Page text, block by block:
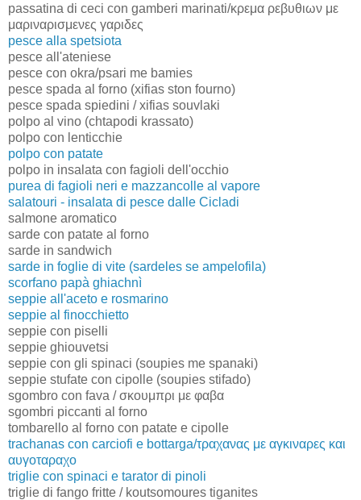
passatina di ceci con gamberi marinati/κρεμα ρεβυθιων με
μαριναρισμενες γαριδες
pesce alla spetsiota
pesce all'ateniese
pesce con okra/psari me bamies
pesce spada al forno (xifias ston fourno)
pesce spada spiedini / xifias souvlaki
polpo al vino (chtapodi krassato)
polpo con lenticchie
polpo con patate
polpo in insalata con fagioli dell'occhio
purea di fagioli neri e mazzancolle al vapore
salatouri - insalata di pesce dalle Cicladi
salmone aromatico
sarde con patate al forno
sarde in sandwich
sarde in foglie di vite (sardeles se ampelofila)
scorfano papà ghiachnì
seppie all'aceto e rosmarino
seppie al finocchietto
seppie con piselli
seppie ghiouvetsi
seppie con gli spinaci (soupies me spanaki)
seppie stufate con cipolle (soupies stifado)
sgombro con fava / σκουμπρι με φαβα
sgombri piccanti al forno
tombarello al forno con patate e cipolle
trachanas con carciofi e bottarga/τραχανας με αγκιναρες και
αυγοταραχο
triglie con spinaci e tarator di pinoli
triglie di fango fritte / koutsomoures tiganites